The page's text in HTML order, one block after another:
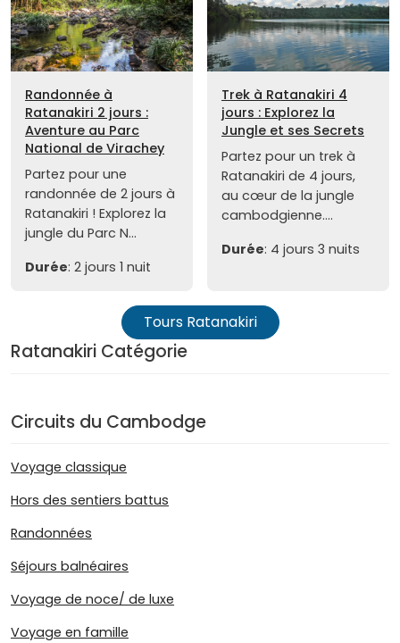
Randonnée à
Ratanakiri 2 jours :
Aventure au Parc
National de Virachey
Partez pour une
randonnée de 2 jours à
Ratanakiri ! Explorez la
jungle du Parc N...
Durée: 2 jours 1 nuit
Trek à Ratanakiri 4
jours : Explorez la
Jungle et ses Secrets
Partez pour un trek à
Ratanakiri de 4 jours,
au cœur de la jungle
cambodgienne....
Durée: 4 jours 3 nuits
Tours Ratanakiri
Ratanakiri Catégorie
Circuits du Cambodge
Voyage classique
Hors des sentiers battus
Randonnées
Séjours balnéaires
Voyage de noce/ de luxe
Voyage en famille